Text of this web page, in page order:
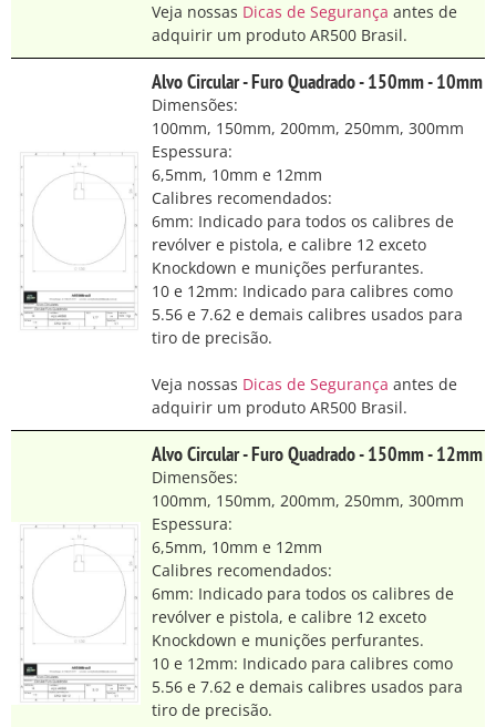
Veja nossas Dicas de Segurança antes de
adquirir um produto AR500 Brasil.
Alvo Circular - Furo Quadrado - 150mm - 10mm
Dimensões:
100mm, 150mm, 200mm, 250mm, 300mm
Espessura:
6,5mm, 10mm e 12mm
Calibres recomendados:
6mm: Indicado para todos os calibres de
revólver e pistola, e calibre 12 exceto
Knockdown e munições perfurantes.
10 e 12mm: Indicado para calibres como
5.56 e 7.62 e demais calibres usados para
tiro de precisão.
Veja nossas Dicas de Segurança antes de
adquirir um produto AR500 Brasil.
Alvo Circular - Furo Quadrado - 150mm - 12mm
Dimensões:
100mm, 150mm, 200mm, 250mm, 300mm
Espessura:
6,5mm, 10mm e 12mm
Calibres recomendados:
6mm: Indicado para todos os calibres de
revólver e pistola, e calibre 12 exceto
Knockdown e munições perfurantes.
10 e 12mm: Indicado para calibres como
5.56 e 7.62 e demais calibres usados para
tiro de precisão.